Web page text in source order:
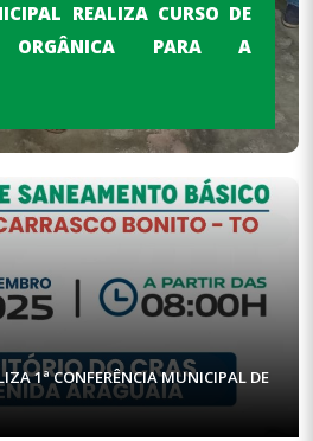
MUNICIPAL DE CARRASCO
SELO DE DIAMENTE NO PNTP
Próximo
1ª CONFERÊNCIA MUNICIPAL DE